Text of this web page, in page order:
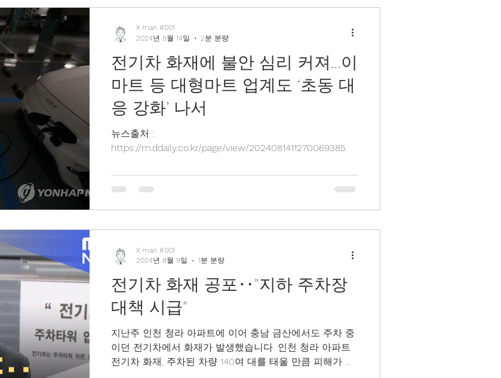
전기차 화재에 불안 심리 커져…이
마트 등 대형마트 업계도 ‘초동 대
응 강화’ 나서
뉴스출처 :
https://m.ddaily.co.kr/page/view/2024081411270069385
X man #001
2024년 8월 14일
2분 분량
전기차 화재 공포‥"지하 주차장
대책 시급"
지난주 인천 청라 아파트에 이어 충남 금산에서도 주차 중
이던 전기차에서 화재가 발생했습니다. 인천 청라 아파트
전기차 화재, 주차된 차량 140여 대를 태울 만큼 피해가 컸
X man #001
2024년 8월 9일
1분 분량